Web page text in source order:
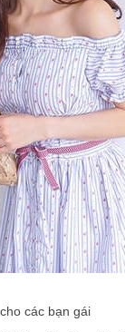
các bạn gái